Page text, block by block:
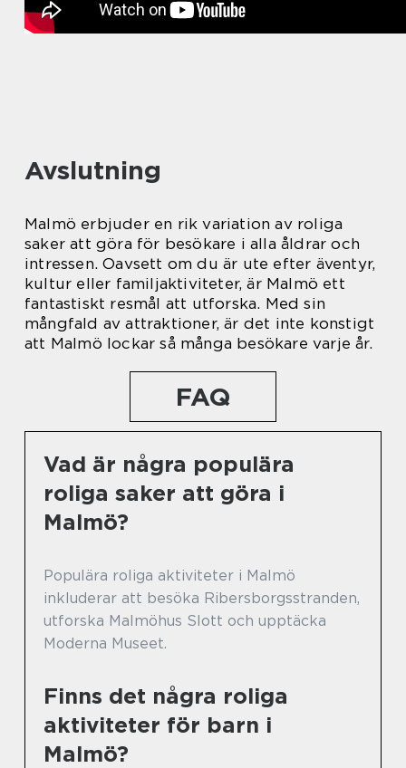
Avslutning
Malmö erbjuder en rik variation av roliga
saker att göra för besökare i alla åldrar och
intressen. Oavsett om du är ute efter äventyr,
kultur eller familjaktiviteter, är Malmö ett
fantastiskt resmål att utforska. Med sin
mångfald av attraktioner, är det inte konstigt
att Malmö lockar så många besökare varje år.
FAQ
Vad är några populära
roliga saker att göra i
Malmö?
Populära roliga aktiviteter i Malmö
inkluderar att besöka Ribersborgsstranden,
utforska Malmöhus Slott och upptäcka
Moderna Museet.
Finns det några roliga
aktiviteter för barn i
Malmö?